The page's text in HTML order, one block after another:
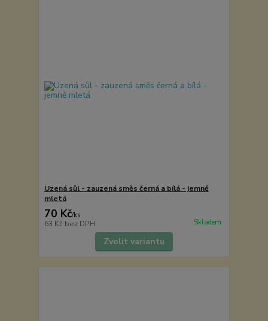
Uzená sůl - zauzená směs černá a bílá - jemně
mletá
70 Kč/ks
63 Kč bez DPH Skladem
Zvolit variantu